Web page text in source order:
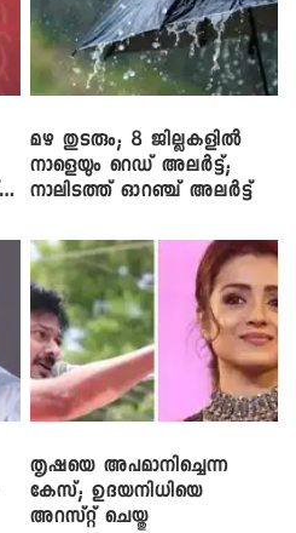
മഴ തുടരും; 8 ജില്ലകളിൽ
നാളെയും റെഡ് അലർട്ട്;
നാലിടത്ത് ഓറഞ്ച് അലർട്ട്
തൃഷയെ അപമാനിച്ചെന്ന
കേസ്; ഉദയനിധിയെ
അറസ്റ്റ് ചെയ്തു